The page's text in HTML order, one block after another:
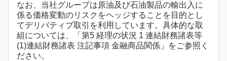
なお、当社グループは原油及び石油製品の輸出入に
係る価格変動のリスクをヘッジすることを目的とし
てデリバティブ取引を利用しています。具体的な取
組については、「第5 経理の状況 1 連結財務諸表等
(1)連結財務諸表 注記事項 金融商品関係」をご参照く
ださい。